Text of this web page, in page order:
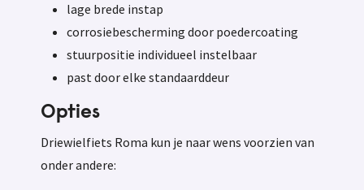
lage brede instap
corrosiebescherming door poedercoating
stuurpositie individueel instelbaar
past door elke standaarddeur
Opties
Driewielfiets Roma kun je naar wens voorzien van
onder andere: